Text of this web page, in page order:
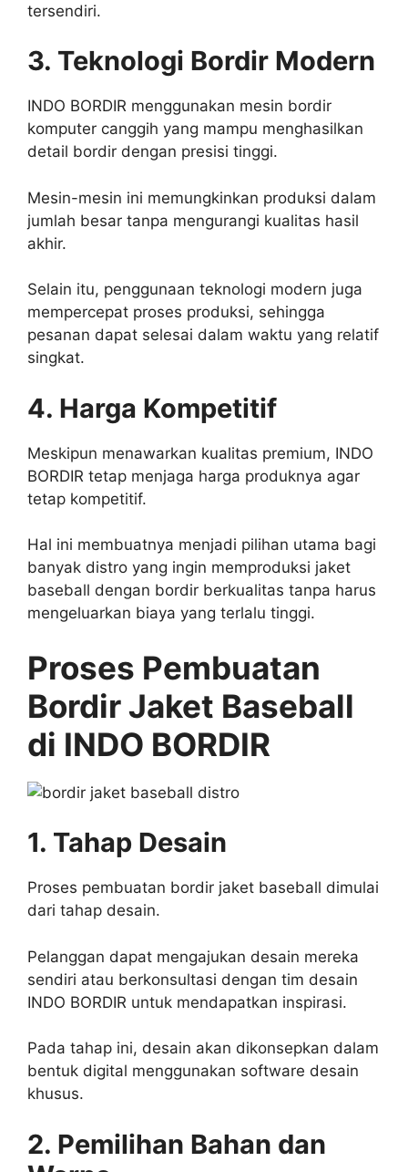
tersendiri.
3. Teknologi Bordir Modern
INDO BORDIR menggunakan mesin bordir
komputer canggih yang mampu menghasilkan
detail bordir dengan presisi tinggi.
Mesin-mesin ini memungkinkan produksi dalam
jumlah besar tanpa mengurangi kualitas hasil
akhir.
Selain itu, penggunaan teknologi modern juga
mempercepat proses produksi, sehingga
pesanan dapat selesai dalam waktu yang relatif
singkat.
4. Harga Kompetitif
Meskipun menawarkan kualitas premium, INDO
BORDIR tetap menjaga harga produknya agar
tetap kompetitif.
Hal ini membuatnya menjadi pilihan utama bagi
banyak distro yang ingin memproduksi jaket
baseball dengan bordir berkualitas tanpa harus
mengeluarkan biaya yang terlalu tinggi.
Proses Pembuatan
Bordir Jaket Baseball
di INDO BORDIR
1. Tahap Desain
Proses pembuatan bordir jaket baseball dimulai
dari tahap desain.
Pelanggan dapat mengajukan desain mereka
sendiri atau berkonsultasi dengan tim desain
INDO BORDIR untuk mendapatkan inspirasi.
Pada tahap ini, desain akan dikonsepkan dalam
bentuk digital menggunakan software desain
khusus.
2. Pemilihan Bahan dan